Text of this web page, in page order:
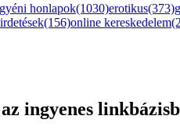
honlapok(1030)erotikus(373)
online
ingyenes